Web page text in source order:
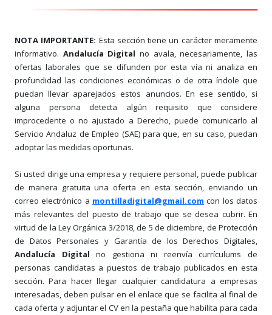
NOTA IMPORTANTE: Esta sección tiene un carácter meramente
informativo. Andalucía Digital no avala, necesariamente, las
ofertas laborales que se difunden por esta vía ni analiza en
profundidad las condiciones económicas o de otra índole que
puedan llevar aparejados estos anuncios. En ese sentido, si
alguna persona detecta algún requisito que considere
improcedente o no ajustado a Derecho, puede comunicarlo al
Servicio Andaluz de Empleo (SAE) para que, en su caso, puedan
adoptar las medidas oportunas.
Si usted dirige una empresa y requiere personal, puede publicar
de manera gratuita una oferta en esta sección, enviando un
correo electrónico a montilladigital@gmail.com con los datos
más relevantes del puesto de trabajo que se desea cubrir. En
virtud de la Ley Orgánica 3/2018, de 5 de diciembre, de Protección
de Datos Personales y Garantía de los Derechos Digitales,
Andalucía Digital no gestiona ni reenvía currículums de
personas candidatas a puestos de trabajo publicados en esta
sección. Para hacer llegar cualquier candidatura a empresas
interesadas, deben pulsar en el enlace que se facilita al final de
cada oferta y adjuntar el CV en la pestaña que habilita para cada